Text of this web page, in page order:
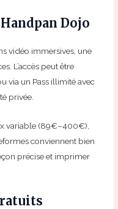
Dojo
vidéo immersives, une
L’accès peut être
via un Pass illimité avec
privée.
variable (89€–400€),
conviennent bien
précise et imprimer